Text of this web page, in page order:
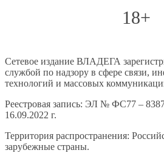
18+
Сетевое издание ВЛАДЕГА
службой по надзору в сфере связи,
технологий и массовых
Реестровая запись: ЭЛ № ФС77 –
16.09.2022 г.
Территория распространения:
зарубежные страны.